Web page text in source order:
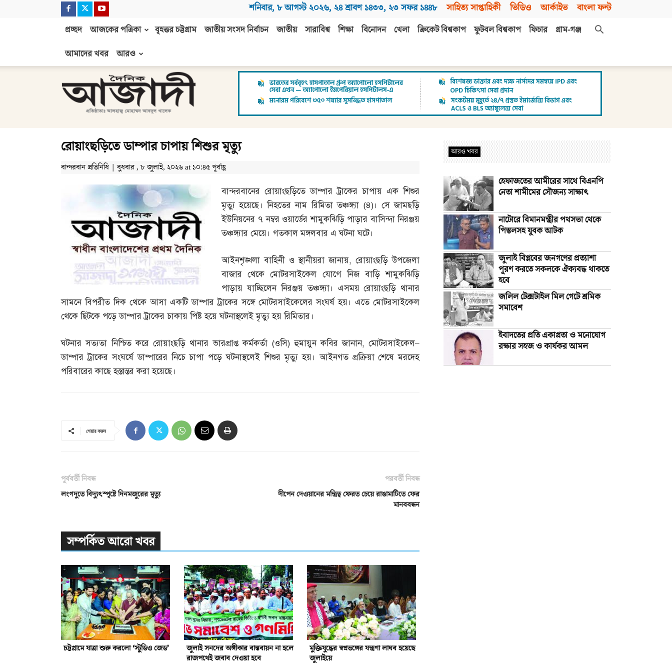
শনিবার, ৮ আগস্ট ২০২৬, ২৪ শ্রাবণ ১৪৩৩, ২৩ সফর ১৪৪৮ সাহিত্য সাপ্তাহিকী ভিডিও আর্কাইভ বাংলা ফন্ট
প্রচ্ছদ আজকের পত্রিকা বৃহত্তর চট্টগ্রাম জাতীয় সংসদ নির্বাচন জাতীয় সারাবিশ্ব শিক্ষা বিনোদন খেলা ক্রিকেট বিশ্বকাপ ফুটবল বিশ্বকাপ ফিচার
গ্রাম-গঞ্জ
আমাদের খবর
আরও
আজাদী
রোয়াংছড়িতে ডাম্পার চাপায় শিশুর মৃত্যু
বান্দরবান প্রতিনিধি | বুধবার , ৮ জুলাই, ২০২৬ at ১০:৪৫ পূর্বাহ্ণ
বান্দরবানের রোয়াংছড়িতে ডাম্পার ট্রাকের চাপায় এক শিশুর
মৃত্যু হয়েছে। নিহতের নাম রিমিতা তঞ্চঙ্গ্যা (৪)। সে জামছড়ি
ইউনিয়নের ৭ নম্বর ওয়ার্ডের শামুকঝিড়ি পাড়ার বাসিন্দা নিরঞ্জয়
তঞ্চঙ্গ্যার মেয়ে। গতকাল মঙ্গলবার এ ঘটনা ঘটে।
আইনশৃঙ্খলা বাহিনী ও স্থানীয়রা জানায়,রোয়াংছড়ি উপজেলা
বাজার থেকে মোটরসাইকেল যোগে নিজ বাড়ি শামুকঝিড়ি
পাড়ায় যাচ্ছিলেন নিরঞ্জয় তঞ্চঙ্গ্যা। এসময় রোয়াংছড়ি থানার
সামনে বিপরীত দিক থেকে আসা একটি ডাম্পার ট্রাকের সঙ্গে মোটরসাইকেলের সংঘর্ষ হয়। এতে মোটরসাইকেল
থেকে ছিটকে পড়ে ডাম্পার ট্রাকের চাকায় পিষ্ট হয়ে ঘটনাস্থলেই মৃত্যু হয় রিমিতার।
ঘটনার সত্যতা নিশ্চিত করে রোয়াংছড়ি থানার ভারপ্রাপ্ত কর্মকর্তা (ওসি)হুমায়ুন কবির জানান,মোটরসাইকেল–
ডাম্পার ট্রাকের সংঘর্ষে ডাম্পারের নিচে চাপা পড়ে ঘটনাস্থলেই শিশুর মৃত্যু হয়। আইনগত প্রক্রিয়া শেষে মরদেহ
পরিবারের কাছে হস্তান্তর করা হয়েছে।
শেয়ার করুন
পূর্ববর্তী নিবন্ধ
লংগদুতে বিদ্যুৎস্পৃষ্টে দিনমজুরের মৃত্যু
পরবর্তী নিবন্ধ
দীপেন দেওয়ানের মন্ত্রিত্ব ফেরত চেয়ে রাঙামাটিতে ফের
মানববন্ধন
সম্পর্কিত আরো খবর
চট্টগ্রামে যাত্রা শুরু করলো ‘স্টুডিও জেড’
জুলাই সনদের অঙ্গীকার বাস্তবায়ন না হলে
রাজপথেই জবাব দেওয়া হবে
মুক্তিযুদ্ধের স্বপ্নভঙ্গের যন্ত্রণা লাঘব হয়েছে
জুলাইয়ে
আরও খবর
হেফাজতের আমীরের সাথে বিএনপি
নেতা শামীমের সৌজন্য সাক্ষাৎ
নাটোরে বিমানমন্ত্রীর পথসভা থেকে
পিস্তলসহ যুবক আটক
জুলাই বিপ্লবের জনগণের প্রত্যাশা
পূরণ করতে সকলকে ঐক্যবদ্ধ থাকতে
হবে
জলিল টেক্সটাইল মিল গেটে শ্রমিক
সমাবেশ
ইবাদতের প্রতি একাগ্রতা ও মনোযোগ
রক্ষার সহজ ও কার্যকর আমল